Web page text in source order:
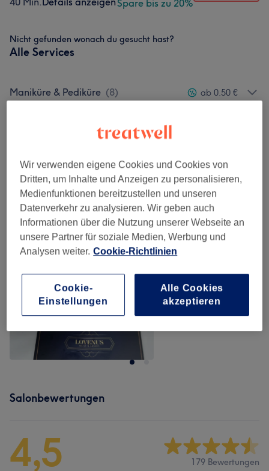
Spare bis zu 20%
Nicht gefunden wonach du gesucht hast?
Alle Services
Maniküre & Pediküre (8) ab 0,50 €
Unsere Arbeit
Bild anklicken für weitere Details
Salonbewertungen
4,5 179 Bewertungen
Wir verwenden eigene Cookies und Cookies von
Dritten, um Inhalte und Anzeigen zu personalisieren,
Medienfunktionen bereitzustellen und unseren
Datenverkehr zu analysieren. Wir geben auch
Informationen über die Nutzung unserer Webseite an
unsere Partner für soziale Medien, Werbung und
Analysen weiter. Cookie-Richtlinien
Cookie-
Einstellungen
Alle Cookies
akzeptieren